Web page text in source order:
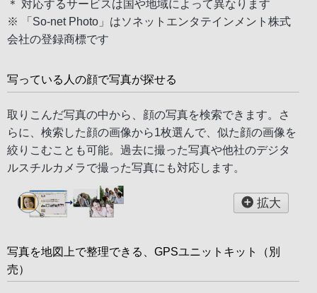
＊ 対応するサービスは国や地域によって異なります
※ 「So-net Photo」はソネットエンタテインメント株式
会社の登録商標です
写っている人の顔で写真が探せる
取りこんだ写真の中から、顔の写真を検索できます。さ
らに、検索した顔の画像から1枚選んで、似た顔の画像を
絞りこむことも可能。過去に撮った写真や他社のデジタ
ルスチルカメラで撮った写真にも対応します。
拡大
写真を地図上で整理できる、GPSユニットキット（別
売）